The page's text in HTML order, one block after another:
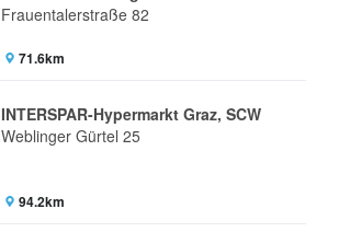
Frauentalerstraße 82
71.6km
INTERSPAR-Hypermarkt Graz, SCW
Weblinger Gürtel 25
94.2km